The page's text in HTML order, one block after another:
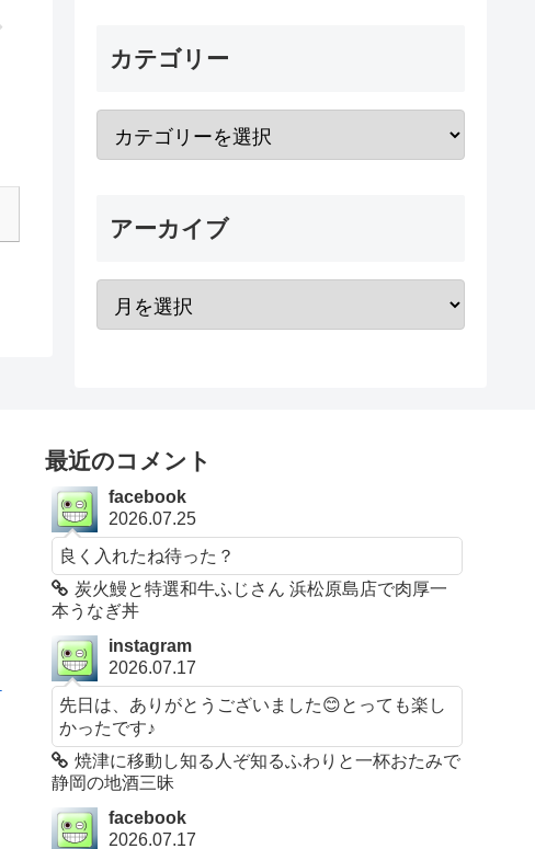
カテゴリー
アーカイブ
最近のコメント
facebook
2026.07.25
良く入れたね待った？
炭火鰻と特選和牛ふじさん 浜松原島店で肉厚一
本うなぎ丼
instagram
2026.07.17
先日は、ありがとうございました😊とっても楽し
かったです♪
焼津に移動し知る人ぞ知るふわりと一杯おたみで
静岡の地酒三昧
facebook
2026.07.17